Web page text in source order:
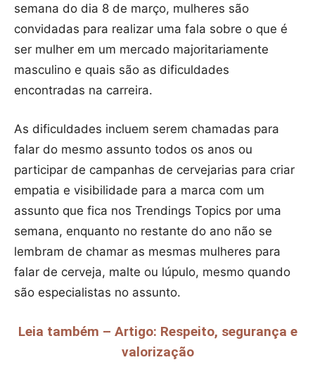
semana do dia 8 de março, mulheres são
convidadas para realizar uma fala sobre o que é
ser mulher em um mercado majoritariamente
masculino e quais são as dificuldades
encontradas na carreira.
As dificuldades incluem serem chamadas para
falar do mesmo assunto todos os anos ou
participar de campanhas de cervejarias para criar
empatia e visibilidade para a marca com um
assunto que fica nos Trendings Topics por uma
semana, enquanto no restante do ano não se
lembram de chamar as mesmas mulheres para
falar de cerveja, malte ou lúpulo, mesmo quando
são especialistas no assunto.
Leia também – Artigo: Respeito, segurança e
valorização